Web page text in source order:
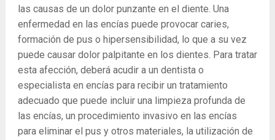
las causas de un dolor punzante en el diente. Una
enfermedad en las encías puede provocar caries,
formación de pus o hipersensibilidad, lo que a su vez
puede causar dolor palpitante en los dientes. Para tratar
esta afección, deberá acudir a un dentista o
especialista en encías para recibir un tratamiento
adecuado que puede incluir una limpieza profunda de
las encías, un procedimiento invasivo en las encías
para eliminar el pus y otros materiales, la utilización de